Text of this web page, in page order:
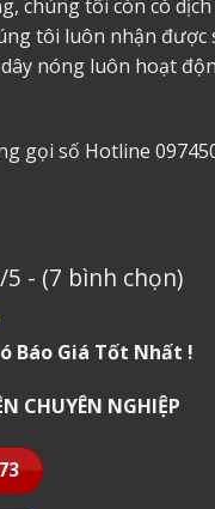
chúng tôi còn có
tôi luôn nhận
nóng luôn hoạt
gọi số Hotline
5 - (7 bình chọn)
Báo Giá Tốt Nhất !
CHUYÊN NGHIỆP